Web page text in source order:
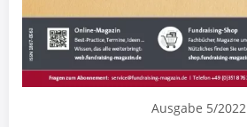
Ausgabe 5/2022